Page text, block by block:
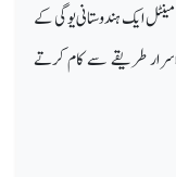
ایک ہندوستانی یوگی کے
طریقے سے کام کرتے